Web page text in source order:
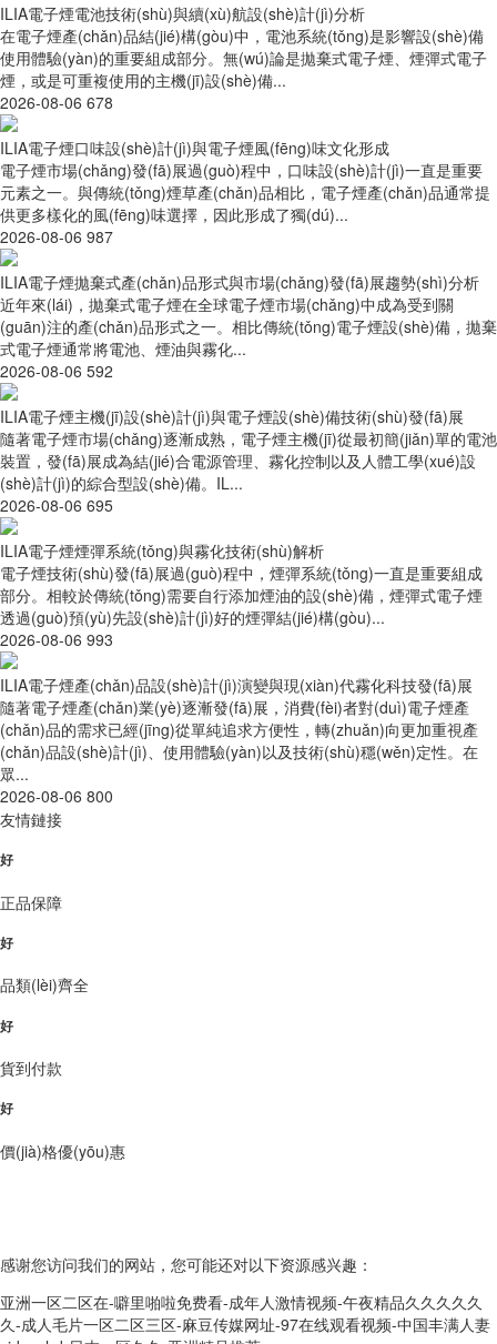
ILIA電子煙電池技術(shù)與續(xù)航設(shè)計(jì)分析
在電子煙產(chǎn)品結(jié)構(gòu)中，電池系統(tǒng)是影響設(shè)備
使用體驗(yàn)的重要組成部分。無(wú)論是拋棄式電子煙、煙彈式電子
煙，或是可重複使用的主機(jī)設(shè)備...
2026-08-06 678
ILIA電子煙口味設(shè)計(jì)與電子煙風(fēng)味文化形成
電子煙市場(chǎng)發(fā)展過(guò)程中，口味設(shè)計(jì)一直是重要
元素之一。與傳統(tǒng)煙草產(chǎn)品相比，電子煙產(chǎn)品通常提
供更多樣化的風(fēng)味選擇，因此形成了獨(dú)...
2026-08-06 987
ILIA電子煙拋棄式產(chǎn)品形式與市場(chǎng)發(fā)展趨勢(shì)分析
近年來(lái)，拋棄式電子煙在全球電子煙市場(chǎng)中成為受到關
(guān)注的產(chǎn)品形式之一。相比傳統(tǒng)電子煙設(shè)備，拋棄
式電子煙通常將電池、煙油與霧化...
2026-08-06 592
ILIA電子煙主機(jī)設(shè)計(jì)與電子煙設(shè)備技術(shù)發(fā)展
隨著電子煙市場(chǎng)逐漸成熟，電子煙主機(jī)從最初簡(jiǎn)單的電池
裝置，發(fā)展成為結(jié)合電源管理、霧化控制以及人體工學(xué)設
(shè)計(jì)的綜合型設(shè)備。IL...
2026-08-06 695
ILIA電子煙煙彈系統(tǒng)與霧化技術(shù)解析
電子煙技術(shù)發(fā)展過(guò)程中，煙彈系統(tǒng)一直是重要組成
部分。相較於傳統(tǒng)需要自行添加煙油的設(shè)備，煙彈式電子煙
透過(guò)預(yù)先設(shè)計(jì)好的煙彈結(jié)構(gòu)...
2026-08-06 993
ILIA電子煙產(chǎn)品設(shè)計(jì)演變與現(xiàn)代霧化科技發(fā)展
隨著電子煙產(chǎn)業(yè)逐漸發(fā)展，消費(fèi)者對(duì)電子煙產
(chǎn)品的需求已經(jīng)從單純追求方便性，轉(zhuǎn)向更加重視產
(chǎn)品設(shè)計(jì)、使用體驗(yàn)以及技術(shù)穩(wěn)定性。在
眾...
2026-08-06 800
友情鏈接
好
正品保障
好
品類(lèi)齊全
好
貨到付款
好
價(jià)格優(yōu)惠
感谢您访问我们的网站，您可能还对以下资源感兴趣：
亚洲一区二区在-噼里啪啦免费看-成年人激情视频-午夜精品久久久久久
久-成人毛片一区二区三区-麻豆传媒网址-97在线观看视频-中国丰满人妻